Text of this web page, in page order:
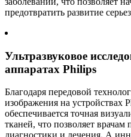
предотвратить развитие
Ультразвуковое
аппаратах Philips
Благодаря передовой
изображения на устройствах
обеспечивается точная
тканей, что позволяет